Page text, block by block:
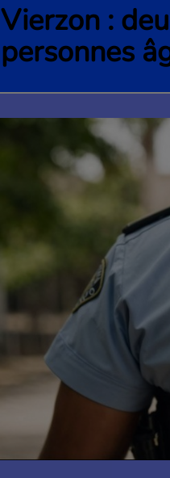
Vierzon :
personnes